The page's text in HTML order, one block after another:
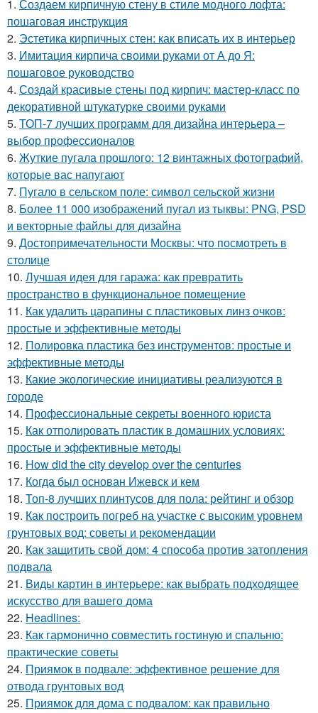
1. Создаем кирпичную стену в стиле модного лофта:
пошаговая инструкция
2. Эстетика кирпичных стен: как вписать их в интерьер
3. Имитация кирпича своими руками от А до Я:
пошаговое руководство
4. Создай красивые стены под кирпич: мастер-класс по
декоративной штукатурке своими руками
5. ТОП-7 лучших программ для дизайна интерьера –
выбор профессионалов
6. Жуткие пугала прошлого: 12 винтажных фотографий,
которые вас напугают
7. Пугало в сельском поле: символ сельской жизни
8. Более 11 000 изображений пугал из тыквы: PNG, PSD
и векторные файлы для дизайна
9. Достопримечательности Москвы: что посмотреть в
столице
10. Лучшая идея для гаража: как превратить
пространство в функциональное помещение
11. Как удалить царапины с пластиковых линз очков:
простые и эффективные методы
12. Полировка пластика без инструментов: простые и
эффективные методы
13. Какие экологические инициативы реализуются в
городе
14. Профессиональные секреты военного юриста
15. Как отполировать пластик в домашних условиях:
простые и эффективные методы
16. How did the city develop over the centuries
17. Когда был основан Ижевск и кем
18. Топ-8 лучших плинтусов для пола: рейтинг и обзор
19. Как построить погреб на участке с высоким уровнем
грунтовых вод: советы и рекомендации
20. Как защитить свой дом: 4 способа против затопления
подвала
21. Виды картин в интерьере: как выбрать подходящее
искусство для вашего дома
22. Headlines:
23. Как гармонично совместить гостиную и спальню:
практические советы
24. Приямок в подвале: эффективное решение для
отвода грунтовых вод
25. Приямок для дома с подвалом: как правильно